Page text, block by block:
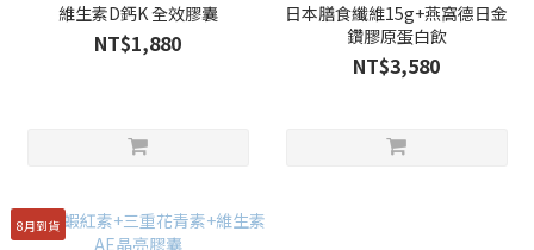
維生素D鈣K 全效膠囊
NT$1,880
日本膳食纖維15g+燕窩德日金
鑽膠原蛋白飲
NT$3,580
8月到貨